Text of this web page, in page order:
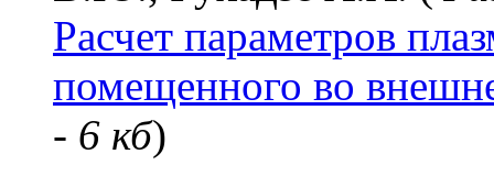
Расчет параметров
помещенного во
- 6 кб)